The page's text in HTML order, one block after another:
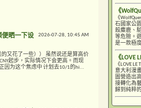
2026-07-28, 10:45 AM
便晒一下设
的又花了一些）） 虽然说还是算高价
起步，实际情况下会更高。而现
因为这个焦虑中 计划去10/1的hi...
《
《
石國家公
殺麋鹿、
等危險。
是一款極
《LOVE
《LOVE
意大利漫
圖營造出
接轉化為
歸到純粹